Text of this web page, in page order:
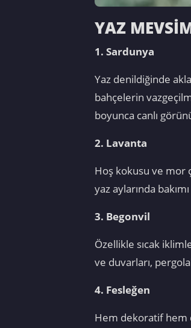
YAZ
1. Sardunya
Yaz denildiğinde
bahçelerin
boyunca canlı
2. Lavanta
Hoş kokusu ve mor
yaz aylarında
3. Begonvil
Özellikle sıcak
ve duvarları,
4. Fesleğen
Hem dekoratif hem